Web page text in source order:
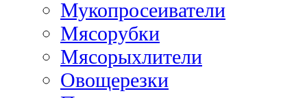
Мукопросеиватели
Мясорубки
Мясорыхлители
Овощерезки